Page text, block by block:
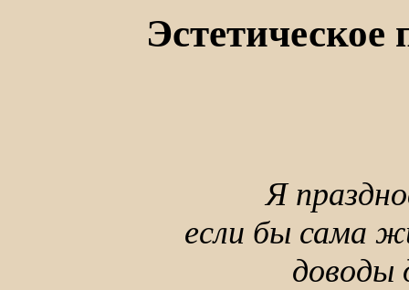
Я
если бы сама
доводы